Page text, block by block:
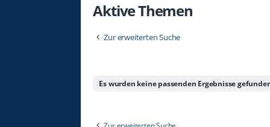
Aktive Themen
Zur erweiterten Suche
Es wurden keine passenden Ergebnisse